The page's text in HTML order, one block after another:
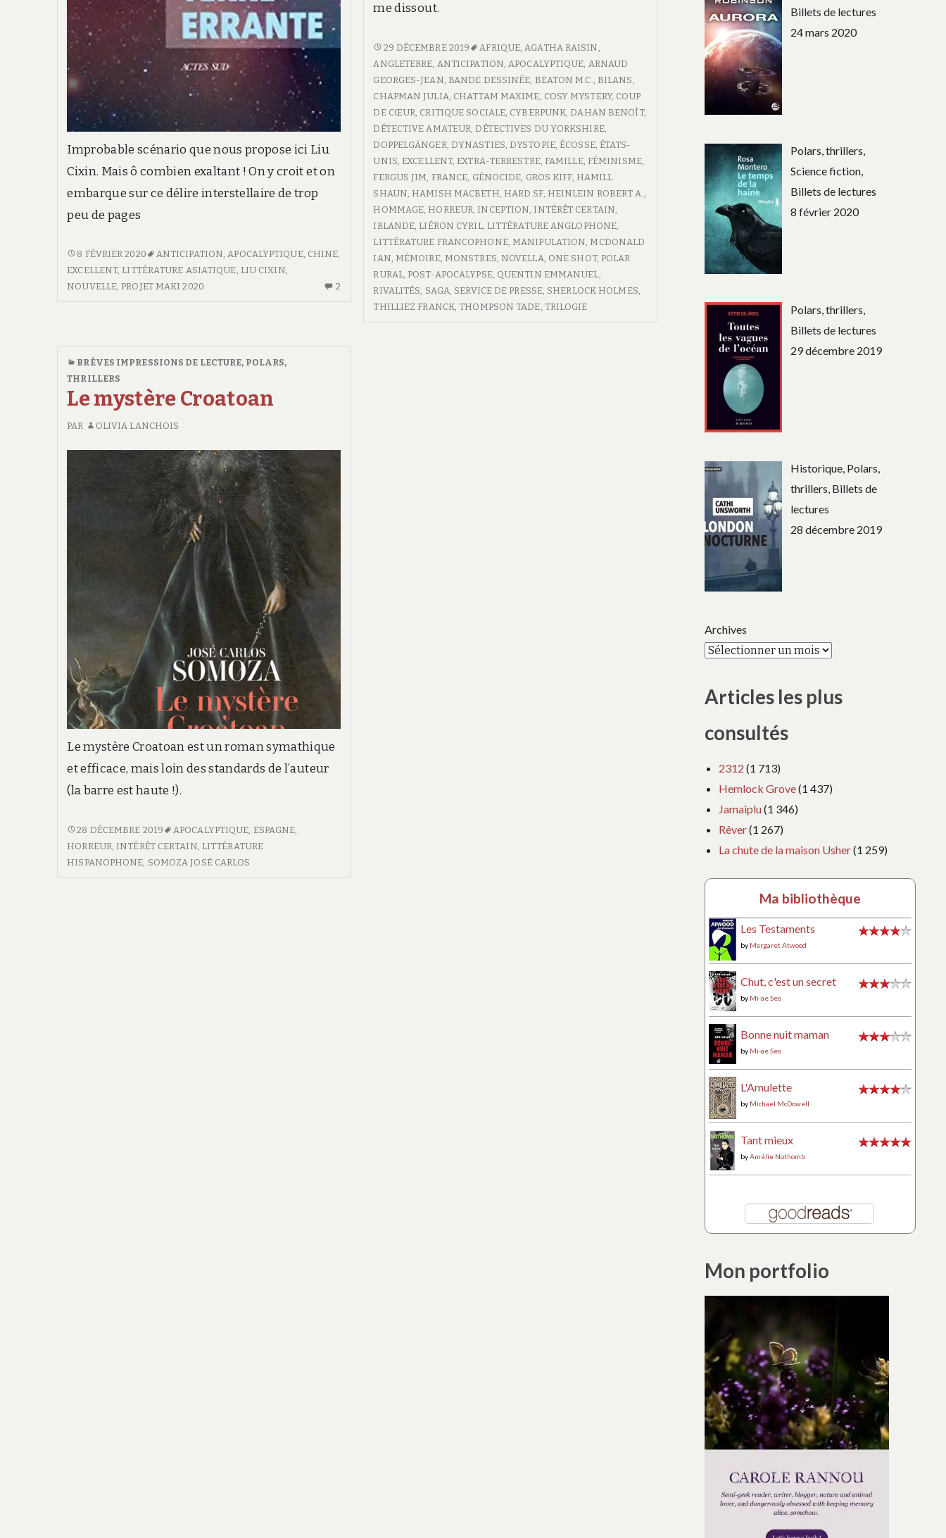
Improbable scénario que nous propose ici Liu
Cixin. Mais ô combien exaltant ! On y croit et on
embarque sur ce délire interstellaire de trop
peu de pages
TERRE
ERRANTE
8 FÉVRIER 2020 ANTICIPATION,APOCALYPTIQUE, CHINE,
EXCELLENT, LITTÉRATURE ASIATIQUE, LIU CIXIN,
NOUVELLE, PROJET MAKI 2020 2
COMMENTAIRES
me dissout.
BILAN
DE
FEIGNASSE
–
2019
29 DÉCEMBRE 2019 AFRIQUE AGATHA RAISIN
ANGLETERRE ANTICIPATION APOCALYPTIQUE ARNAUD
GEORGES-JEAN BANDE DESSINÉE BEATON M.C. BILANS
CHAPMAN JULIA CHATTAM MAXIME COSY MYSTERY, COUP
DE CŒUR CRITIQUE SOCIALE CYBERPUNK DAHAN BENOÎT,
DÉTECTIVE AMATEUR DÉTECTIVES DU YORKSHIRE,
DOPPELGÄNGER DYNASTIES DYSTOPIE, ÉCOSSE, ÉTATS-
UNIS EXCELLENT, EXTRA-TERRESTRE, FAMILLE, FÉMINISME,
FERGUS JIM FRANCE GÉNOCIDE GROS KIFF, HAMILL
SHAUN HAMISH MACBETH HARD SF, HEINLEIN ROBERT A.
HOMMAGE HORREUR INCEPTION INTÉRÊT CERTAIN
IRLANDE LIÉRON CYRIL, LITTÉRATURE ANGLOPHONE
LITTÉRATURE FRANCOPHONE, MANIPULATION MCDONALD
IAN MÉMOIRE, MONSTRES NOVELLA ONE SHOT, POLAR
RURAL, POST-APOCALYPSE, QUENTIN EMMANUEL
RIVALITÉS SAGA SERVICE DE PRESSE, SHERLOCK HOLMES
THILLIEZ FRANCK, THOMPSON TADE TRILOGIE
BRÈVES IMPRESSIONS DE LECTURE, POLARS,
THRILLERS
Le mystère Croatoan
PAR OLIVIA LANCHOIS
Le mystère Croatoan est un roman symathique
et efficace, mais loin des standards de l’auteur
(la barre est haute !).
LE
MYSTÈRE
CROATOAN
28 DÉCEMBRE 2019 APOCALYPTIQUE ESPAGNE
HORREUR INTÉRÊT CERTAIN LITTÉRATURE
HISPANOPHONE SOMOZA JOSÉ CARLOS
Billets de lectures
24 mars 2020
Polars, thrillers,
Science fiction,
Billets de lectures
8 février 2020
Polars, thrillers,
Billets de lectures
29 décembre 2019
Historique, Polars,
thrillers, Billets de
lectures
28 décembre 2019
Archives
Articles les plus
consultés
2312 (1 713)
Hemlock Grove(1 437)
Jamaiplu(1 346)
Rêver(1 267)
La chute de la maison Usher(1 259)
Ma bibliothèque
Les Testaments
by Margaret Atwood
Chut, c'est un secret
by Mi-ae Seo
Bonne nuit maman
by Mi-ae Seo
L'Amulette
by Michael McDowell
Tant mieux
byAmélie Nothomb
Mon portfolio